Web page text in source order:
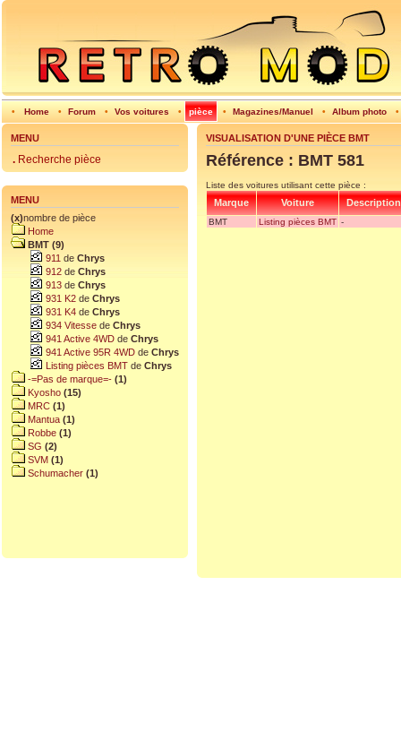
• Home • Forum • Vos voitures • pièce • Magazines/Manuel • Album photo •
MENU
. Recherche pièce
MENU
(x)nombre de pièce
Home
BMT (9)
911 de Chrys
912 de Chrys
913 de Chrys
931 K2 de Chrys
931 K4 de Chrys
934 Vitesse de Chrys
941 Active 4WD de Chrys
941 Active 95R 4WD de Chrys
Listing pièces BMT de Chrys
-=Pas de marque=- (1)
Kyosho (15)
MRC (1)
Mantua (1)
Robbe (1)
SG (2)
SVM (1)
Schumacher (1)
VISUALISATION D'UNE PIÈCE BMT
Référence : BMT 581
Liste des voitures utilisant cette pièce :
Marque Voiture
BMT Listing pièces BMT -